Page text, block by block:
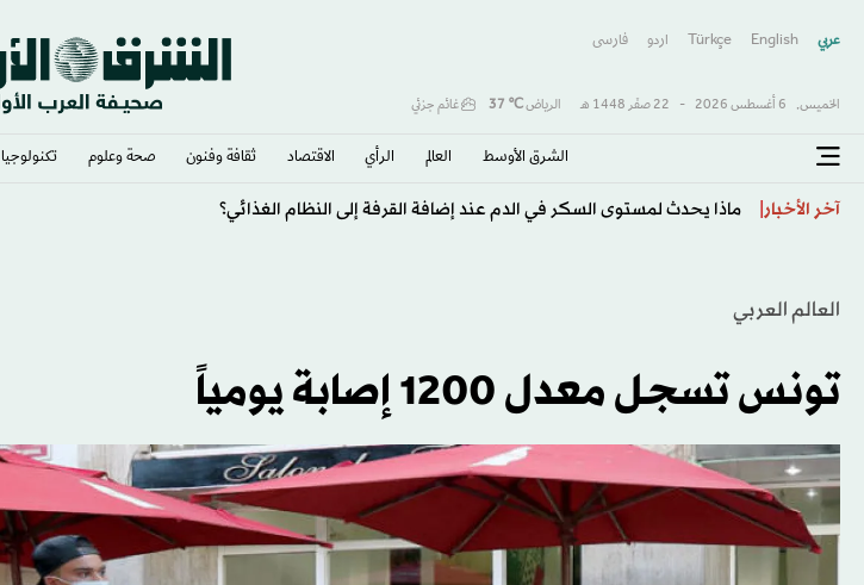
عربي English
Türkçe اردو فارسى
الخميس, 6 أغسطس 2026 - 22 صفَر 1448 هـ الرياض℃
37 غائم جزئي
الشرق الأوسط​ العالم الرأي الاقتصاد ثقافة وفنون صحة وعلوم تكنولوجيا
آخر الأخبار ماذا يحدث لمستوى السكر في الدم عند إضافة القرفة إلى النظام الغذائي؟
العالم العربي
تونس تسجل معدل 1200 إصابة يومياً